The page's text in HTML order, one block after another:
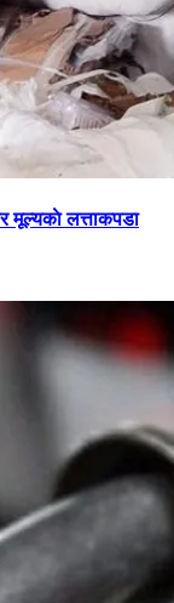
मूल्यकाे लत्ताकपडा